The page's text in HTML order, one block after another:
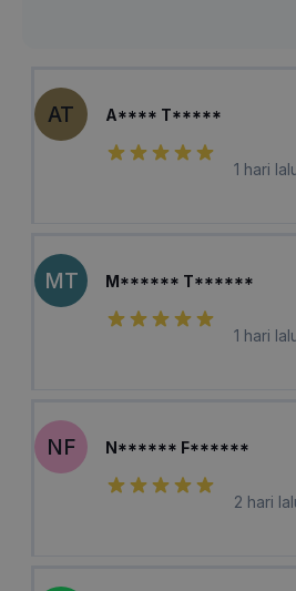
AT A**** T*****
1 hari
MT M****** T******
1 hari
NF N****** F******
2 hari